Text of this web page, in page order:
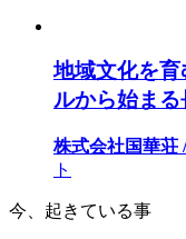
地域文化を
ルから始まる
株式会社国華荘
ト
今、起きている事